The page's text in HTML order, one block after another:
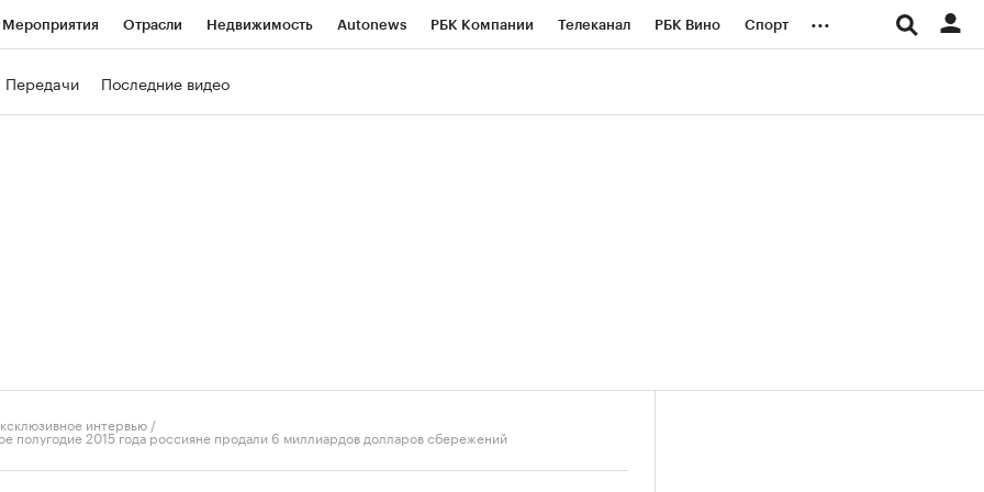
Мероприятия Отрасли Недвижимость Autonews РБК Компании Телеканал РБК Вино Спорт ...
Передачи Последние видео
интервью /
полугодие 2015 года россияне продали 6 миллиардов долларов сбережений